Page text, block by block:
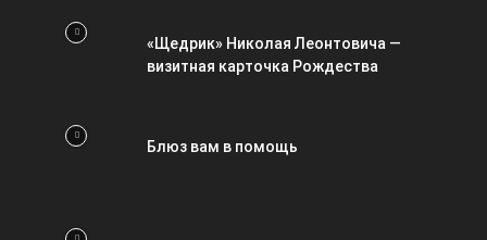
«Щедрик» Николая Леонтовича —
визитная карточка Рождества
Блюз вам в помощь